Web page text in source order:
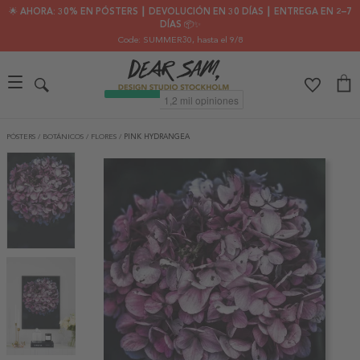
🌟 AHORA: 30% EN PÓSTERS ┃ DEVOLUCIÓN EN 30 DÍAS ┃ ENTREGA EN 2–7
DÍAS 📦✨
Code: SUMMER30, hasta el 9/8
PÓSTERS / BOTÁNICOS / FLORES / PINK HYDRANGEA